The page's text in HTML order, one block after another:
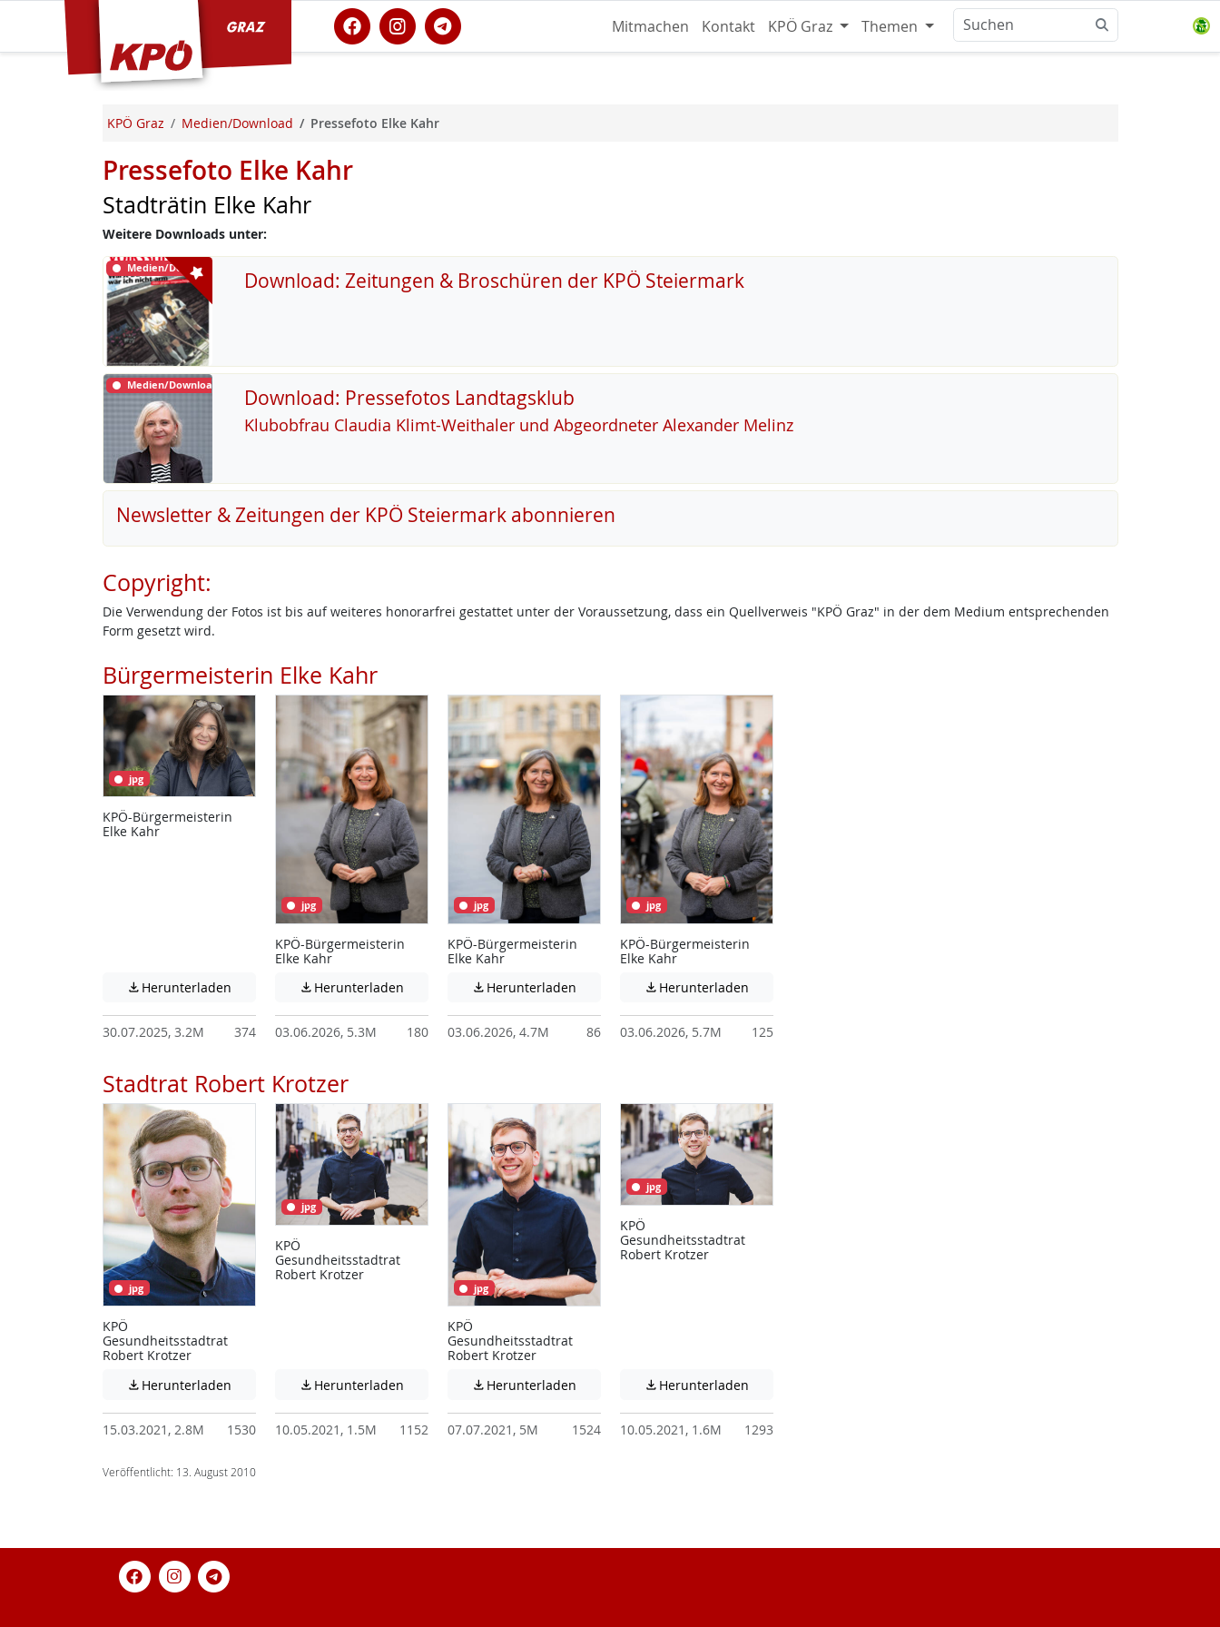
Mitmachen Kontakt KPÖ Graz Themen
KPÖ Graz Medien/Download Pressefoto Elke Kahr
Pressefoto Elke Kahr
Stadträtin Elke Kahr
Weitere Downloads unter:
Medien/Download Download: Zeitungen & Broschüren der KPÖ Steiermark
Medien/Download Download: Pressefotos Landtagsklub
Klu­b­ob­frau Clau­dia Klimt-Weitha­ler und Ab­ge­ord­ne­ter Alex­an­der Me­linz
Newsletter & Zeitungen der KPÖ Steiermark abonnieren
Copyright:
Die Verwendung der Fotos ist bis auf weiteres honorarfrei gestattet unter der Voraussetzung, dass ein Quellverweis "KPÖ Graz" in der dem Medium entsprechenden
Form gesetzt wird.
Bürgermeisterin Elke Kahr
jpg
KPÖ-Bürgermeisterin
Elke Kahr
 Herunterladen Achtung: Diese Datei enthält unter Umständen nicht barrierefreie Inhalte!
30.07.2025, 3.2M 374
jpg
KPÖ-Bürgermeisterin
Elke Kahr
 Herunterladen Achtung: Diese Datei enthält unter Umständen nicht barrierefreie Inhalte!
03.06.2026, 5.3M 180
jpg
KPÖ-Bürgermeisterin
Elke Kahr
 Herunterladen Achtung: Diese Datei enthält unter Umständen nicht barrierefreie Inhalte!
03.06.2026, 4.7M 86
jpg
KPÖ-Bürgermeisterin
Elke Kahr
 Herunterladen
03.06.2026, 5.7M 125
Stadtrat Robert Krotzer
jpg
KPÖ
Gesundheitsstadtrat
Robert Krotzer
 Herunterladen Achtung: Diese Datei enthält unter Umständen nicht barrierefreie Inhalte!
15.03.2021, 2.8M 1530
jpg
KPÖ
Gesundheitsstadtrat
Robert Krotzer
 Herunterladen Achtung: Diese Datei enthält unter Umständen nicht barrierefreie Inhalte!
10.05.2021, 1.5M 1152
jpg
KPÖ
Gesundheitsstadtrat
Robert Krotzer
 Herunterladen Achtung: Diese Datei enthält unter Umständen nicht barrierefreie Inhalte!
07.07.2021, 5M 1524
jpg
KPÖ
Gesundheitsstadtrat
Robert Krotzer
 Herunterladen
10.05.2021, 1.6M 1293
Veröffentlicht: 13. August 2010